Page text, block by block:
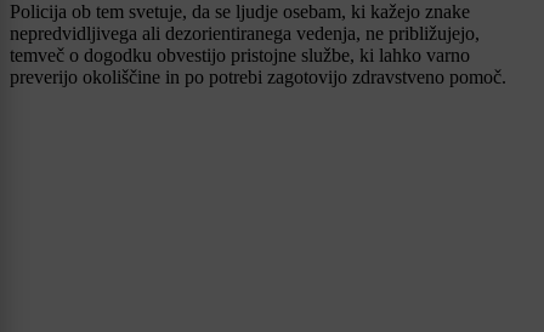
Policija ob tem svetuje, da se ljudje osebam, ki kažejo znake
nepredvidljivega ali dezorientiranega vedenja, ne približujejo,
temveč o dogodku obvestijo pristojne službe, ki lahko varno
preverijo okoliščine in po potrebi zagotovijo zdravstveno pomoč.